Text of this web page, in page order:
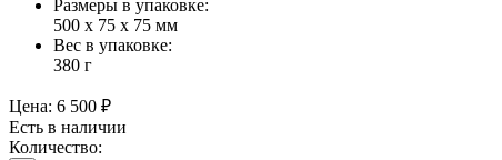
Размеры в упаковке:
500 x 75 x 75 мм
Вес в упаковке:
380 г
Цена: 6 500 ₽
Есть в наличии
Количество: